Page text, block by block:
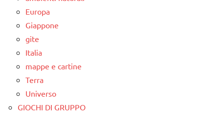
Europa
Giappone
gite
Italia
mappe e cartine
Terra
Universo
GIOCHI DI GRUPPO